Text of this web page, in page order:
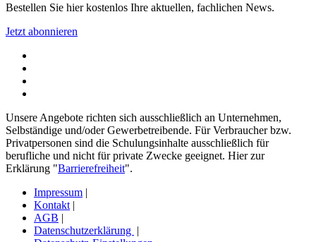
Bestellen Sie hier kostenlos Ihre aktuellen, fachlichen News.
Jetzt abonnieren
Unsere Angebote richten sich ausschließlich an Unternehmen,
Selbständige und/oder Gewerbetreibende. Für Verbraucher bzw.
Privatpersonen sind die Schulungsinhalte ausschließlich für
berufliche und nicht für private Zwecke geeignet. Hier zur
Erklärung "Barrierefreiheit".
Impressum |
Kontakt |
AGB |
Datenschutzerklärung |